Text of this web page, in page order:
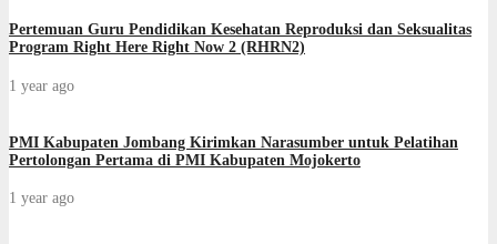
Pertemuan Guru Pendidikan Kesehatan Reproduksi dan Seksualitas
Program Right Here Right Now 2 (RHRN2)
1 year ago
PMI Kabupaten Jombang Kirimkan Narasumber untuk Pelatihan
Pertolongan Pertama di PMI Kabupaten Mojokerto
1 year ago